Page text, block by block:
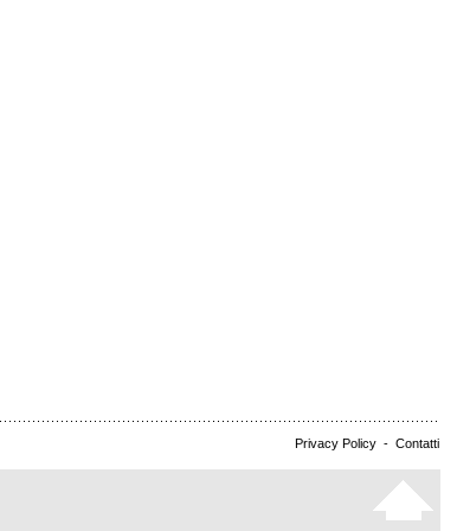
Privacy Policy - Contatti